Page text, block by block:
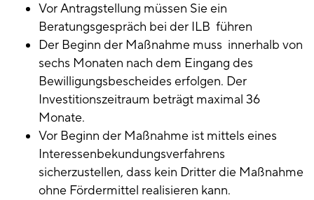
Vor Antragstellung müssen Sie ein
Beratungsgespräch bei der ILB führen
Der Beginn der Maßnahme muss innerhalb von
sechs Monaten nach dem Eingang des
Bewilligungsbescheides erfolgen. Der
Investitionszeitraum beträgt maximal 36
Monate.
Vor Beginn der Maßnahme ist mittels eines
Interessenbekundungsverfahrens
sicherzustellen, dass kein Dritter die Maßnahme
ohne Fördermittel realisieren kann.